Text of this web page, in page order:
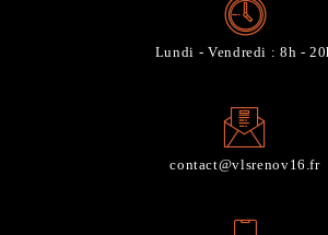
Lundi - Vendredi : 8h -
contact@vlsrenov16.fr